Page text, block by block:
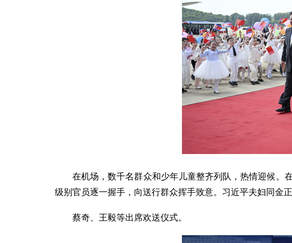
在机场，数千名群众和少年儿童整齐列队，热情迎候。
级别官员逐一握手，向送行群众挥手致意。习近平夫妇同金
蔡奇、王毅等出席欢送仪式。